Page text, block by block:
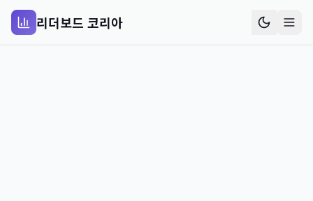
리더보드 코리아